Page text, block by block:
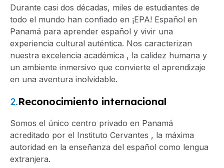
Durante casi dos décadas, miles de estudiantes de
todo el mundo han confiado en ¡EPA! Español en
Panamá para aprender español y vivir una
experiencia cultural auténtica. Nos caracterizan
nuestra excelencia académica , la calidez humana y
un ambiente inmersivo que convierte el aprendizaje
en una aventura inolvidable.
2.Reconocimiento internacional
Somos el único centro privado en Panamá
acreditado por el Instituto Cervantes , la máxima
autoridad en la enseñanza del español como lengua
extranjera.